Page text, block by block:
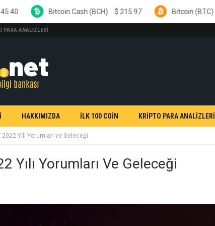
PARA ANALİZLERİ
HAKKIMIZDA İLK 100 COİN KRİPTO PARA ANALİZLERİ
2022 Yılı Yorumları ve Geleceği
Yılı Yorumları Ve Geleceği
Cash (BCH) $215.97 Bitcoin (BTC) $64,903.00